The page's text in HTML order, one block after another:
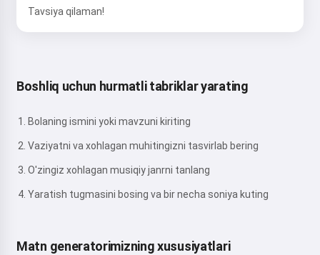
Tavsiya qilaman!
Boshliq uchun hurmatli tabriklar yarating
Bolaning ismini yoki mavzuni kiriting
Vaziyatni va xohlagan muhitingizni tasvirlab bering
O'zingiz xohlagan musiqiy janrni tanlang
Yaratish tugmasini bosing va bir necha soniya kuting
Matn generatorimizning xususiyatlari